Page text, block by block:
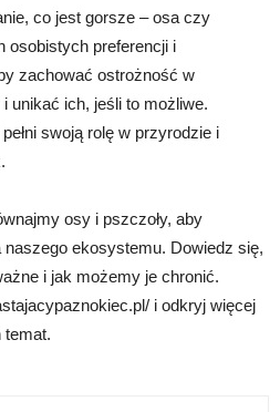
co jest gorsze – osa czy
osobistych preferencji i
zachować ostrożność w
unikać ich, jeśli to możliwe.
swoją rolę w przyrodzie i
osy i pszczoły, aby
ekosystemu. Dowiedz się,
i jak możemy je chronić.
i odkryj więcej
temat.